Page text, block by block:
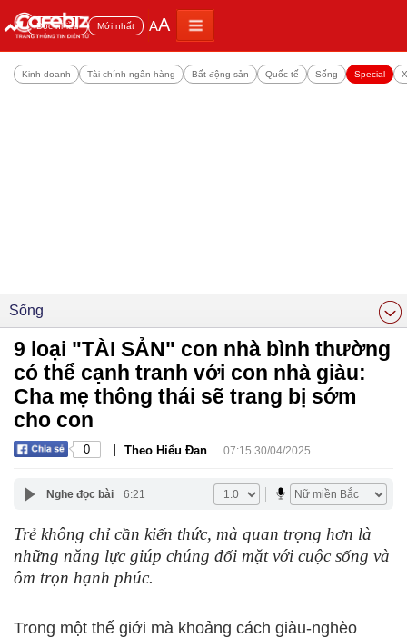
Đọc nhiều Mới nhất AA
Kinh doanh Tài chính ngân hàng Bất động sản Quốc tế Sống Special
Sống
9 loại "TÀI SẢN" con nhà bình thường
có thể cạnh tranh với con nhà giàu:
Cha mẹ thông thái sẽ trang bị sớm
cho con
0 | Theo Hiểu Đan | 07:15 30/04/2025
Nghe đọc bài 6:21
Trẻ không chỉ cần kiến thức, mà quan trọng hơn là
những năng lực giúp chúng đối mặt với cuộc sống và
ôm trọn hạnh phúc.
Trong một thế giới mà khoảng cách giàu-nghèo